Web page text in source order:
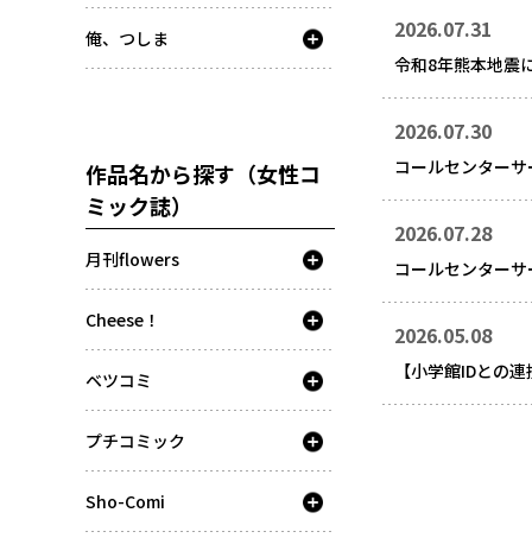
俺、つしま
作品名から探す（女性コ
ミック誌）
月刊flowers
Cheese！
ベツコミ
プチコミック
Sho-Comi
2026.07.31
令和8年熊本地震
2026.07.30
コールセンター
2026.07.28
コールセンター
2026.05.08
【小学館IDとの